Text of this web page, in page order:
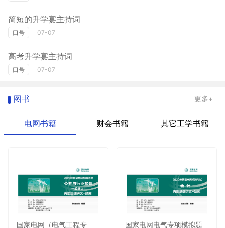
简短的升学宴主持词
口号 07-07
高考升学宴主持词
口号 07-07
图书 更多+
电网书籍 财会书籍 其它工学书籍
国家电网（电气工程专
国家电网电气专项模拟题